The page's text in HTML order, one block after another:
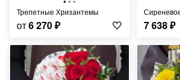
Трепетные Хризантемы
от6 270₽ 7 638₽